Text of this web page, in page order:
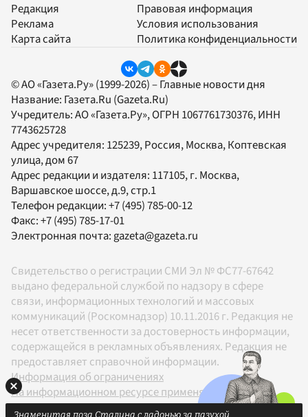
Редакция
Реклама
Карта сайта
Правовая информация
Условия использования
Политика конфиденциальности
© АО «Газета.Ру» (1999-2026) – Главные новости дня
Название: Газета.Ru (Gazeta.Ru)
Учредитель:АО «Газета.Ру», ОГРН 1067761730376, ИНН
7743625728
Адрес учредителя: 125239, Россия, Москва, Коптевская
улица, дом 67
Адрес редакции и издателя: 117105, г. Москва,
Варшавское шоссе, д.9, стр.1
Телефон редакции:+7 (495) 785-00-12
Факс:+7 (495) 785-17-01
Электронная почта:gazeta@gazeta.ru
Свидетельство о регистрации СМИ Эл № ФС77-67642
выдано федеральной службой по надзору в сфере
связи, информационных технологий и массовых
коммуникаций (Роскомнадзор) 10.11.2016 г. Редакция не
несет ответственности за достоверность информации,
содержащейся в рекламных объявлениях. Редакция не
предоставляет справочной информации.
Информация об ограничениях
На информационном ресурсе применяются
рекомендательные технологии в соответствии с
Знаменитая поза Сталина с ладонью за пазухой